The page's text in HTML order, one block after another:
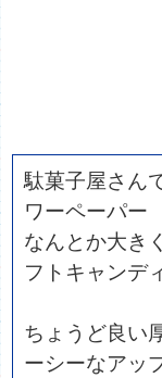
駄菓子屋さん
ワーペーパー
なんとか大き
フトキャンデ
ちょうど良い
ーシーなアッ